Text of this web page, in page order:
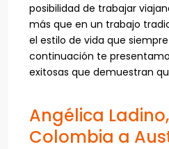
posibilidad de trabajar
más que en un trabajo
el estilo de vida que
continuación te
exitosas que demuestran
Angélica
Colombia a